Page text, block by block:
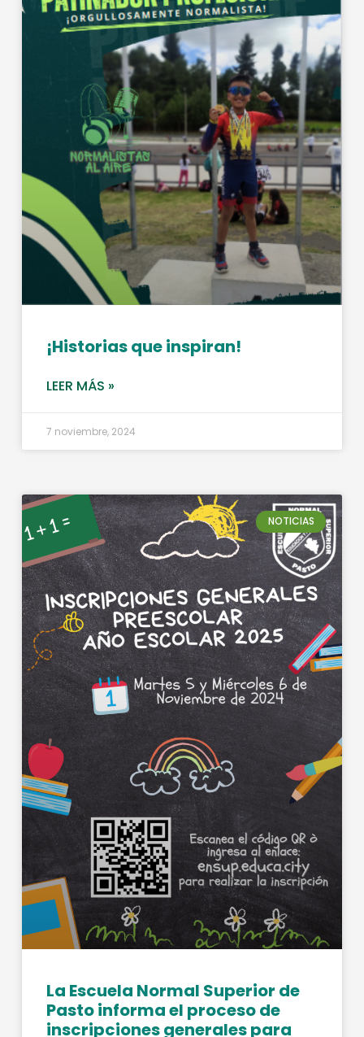
¡Historias que inspiran!
LEER MÁS »
7 noviembre, 2024
NOTICIAS
La Escuela Normal Superior de
Pasto informa el proceso de
inscripciones generales para